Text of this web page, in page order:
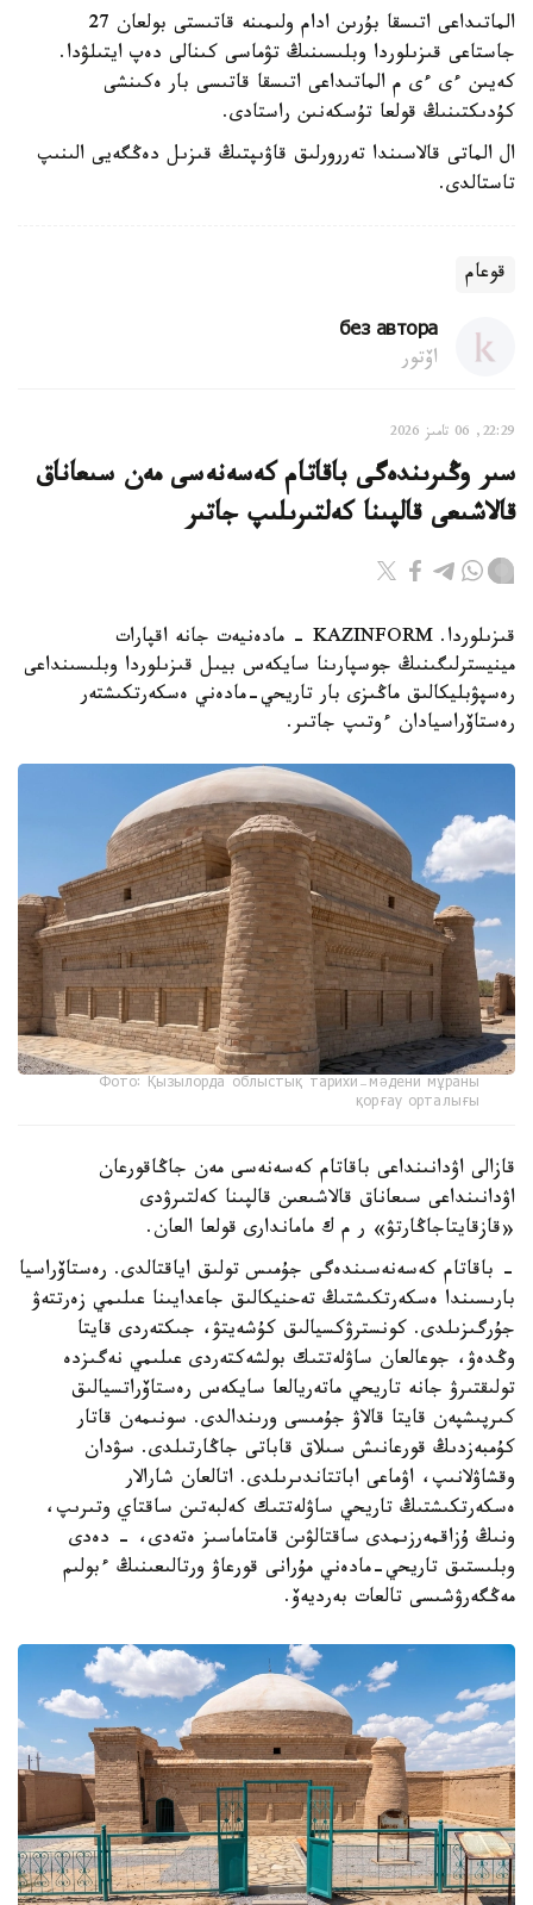
الماتىداعى اتىسقا بۇرىن ادام ولىمىنە قاتىستى بولعان 27
جاستاعى قىزىلوردا وبلىسىنىڭ تۋماسى كىنالى دەپ ايتىلۋدا.
كەيىن ءى ءى م الماتىداعى اتىسقا قاتىسى بار ەكىنشى
كۇدىكتىنىڭ قولعا تۇسكەنىن راستادى.
ال الماتى قالاسىندا تەررورلىق قاۋىپتىڭ قىزىل دەڭگەيى الىنىپ
تاستالدى.
قوعام
без автора
اۆتور
22:29, 06 تامىز 2026
سىر وڭىرىندەگى باقاتام كەسەنەسى مەن سىعاناق
قالاشىعى قالپىنا كەلتىرىلىپ جاتىر
قىزىلوردا. KAZINFORM - مادەنيەت جانە اقپارات
مينيسترلىگىنىڭ جوسپارىنا سايكەس بيىل قىزىلوردا وبلىسىنداعى
رەسپۋبليكالىق ماڭىزى بار تاريحي-مادەني ەسكەرتكىشتەر
رەستاۆراسيادان ءوتىپ جاتىر.
Фото: Қызылорда облыстық тарихи-мәдени мұраны
қорғау орталығы
قازالى اۋدانىنداعى باقاتام كەسەنەسى مەن جاڭاقورعان
اۋدانىنداعى سىعاناق قالاشىعىن قالپىنا كەلتىرۋدى
«قازقايتاجاڭارتۋ» ر م ك ماماندارى قولعا العان.
- باقاتام كەسەنەسىندەگى جۇمىس تولىق اياقتالدى. رەستاۆراسيا
بارىسىندا ەسكەرتكىشتىڭ تەحنيكالىق جاعدايىنا عىلىمي زەرتتەۋ
جۇرگىزىلدى. كونسترۋكسيالىق كۇشەيتۋ، جىكتەردى قايتا
وڭدەۋ، جوعالعان ساۋلەتتىك بولشەكتەردى عىلىمي نەگىزدە
تولىقتىرۋ جانە تاريحي ماتەريالعا سايكەس رەستاۆراتسيالىق
كىرپىشپەن قايتا قالاۋ جۇمىسى ورىندالدى. سونىمەن قاتار
كۇمبەزدىڭ قورعانىش سىلاق قاباتى جاڭارتىلدى. سۋدان
وقشاۋلانىپ، اۋماعى اباتتاندىرىلدى. اتالعان شارالار
ەسكەرتكىشتىڭ تاريحي ساۋلەتتىك كەلبەتىن ساقتاي وتىرىپ،
ونىڭ ۇزاقمەرزىمدى ساقتالۋىن قامتاماسىز ەتەدى، - دەدى
وبلىستىق تاريحي-مادەني مۇرانى قورعاۋ ورتالىعىنىڭ ءبولىم
مەڭگەرۋشىسى تالعات بەرديەۆ.